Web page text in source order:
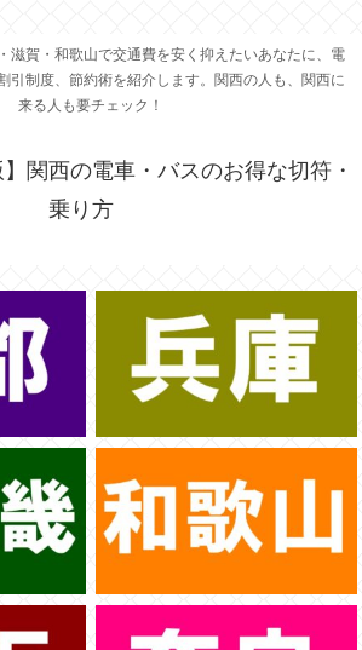
滋賀・和歌山で交通費を安く抑えたいあなたに、電
引制度、節約術を紹介します。関西の人も、関西に
来る人も要チェック！
】関西の電車・バスのお得な切符・
乗り方